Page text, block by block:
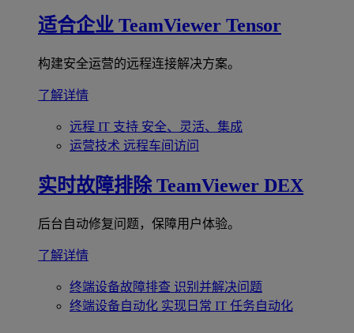
适合企业 TeamViewer Tensor
构建安全运营的远程连接解决方案。
了解详情
远程 IT 支持 安全、灵活、集成
运营技术 远程车间访问
实时故障排除 TeamViewer DEX
后台自动修复问题，保障用户体验。
了解详情
终端设备故障排查 识别并解决问题
终端设备自动化 实现日常 IT 任务自动化